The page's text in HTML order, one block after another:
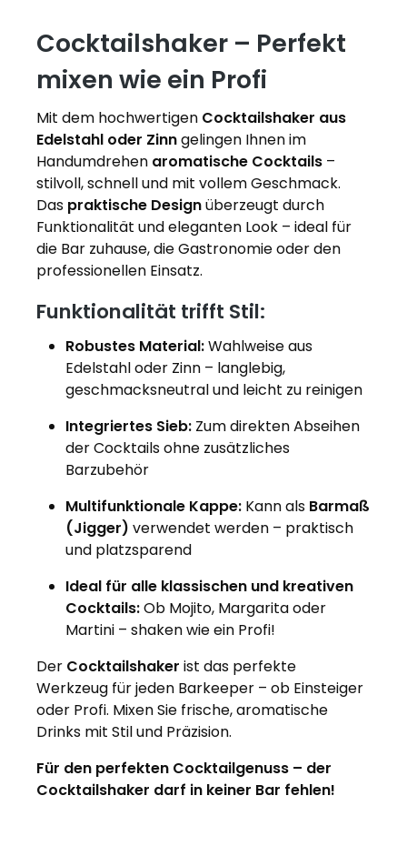
Cocktailshaker – Perfekt
mixen wie ein Profi
Mit dem hochwertigen Cocktailshaker aus
Edelstahl oder Zinngelingen Ihnen im
Handumdrehen aromatische Cocktails –
stilvoll, schnell und mit vollem Geschmack.
Das praktische Designüberzeugt durch
Funktionalität und eleganten Look – ideal für
die Bar zuhause, die Gastronomie oder den
professionellen Einsatz.
Funktionalität trifft Stil:
Robustes Material:Wahlweise aus
Edelstahl oder Zinn – langlebig,
geschmacksneutral und leicht zu reinigen
Integriertes Sieb: Zum direkten Abseihen
der Cocktails ohne zusätzliches
Barzubehör
Multifunktionale Kappe: Kann als Barmaß
(Jigger) verwendet werden – praktisch
und platzsparend
Ideal für alle klassischen und kreativen
Cocktails:Ob Mojito, Margarita oder
Martini – shaken wie ein Profi!
Der Cocktailshaker ist das perfekte
Werkzeug für jeden Barkeeper – ob Einsteiger
oder Profi. Mixen Sie frische, aromatische
Drinks mit Stil und Präzision.
Für den perfekten Cocktailgenuss – der
Cocktailshaker darf in keiner Bar fehlen!